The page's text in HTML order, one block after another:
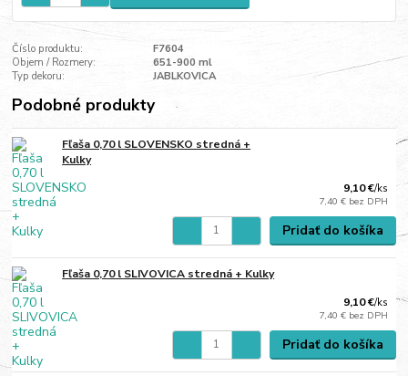
Číslo produktu:
F7604
Objem / Rozmery:
651-900 ml
Typ dekoru:
JABLKOVICA
Podobné produkty
Fľaša 0,70 l SLOVENSKO stredná +
Kulky
9,10 €/ks
7,40 € bez DPH
Pridať do košíka
Fľaša 0,70 l SLIVOVICA stredná + Kulky
9,10 €/ks
7,40 € bez DPH
Pridať do košíka